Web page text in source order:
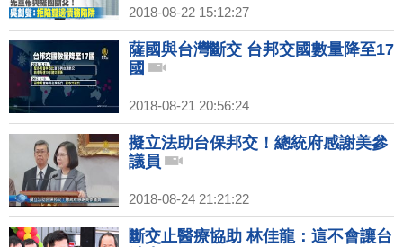
2018-08-22 15:12:27
薩國與台灣斷交 台邦交國數量降至17
國
2018-08-21 20:56:24
擬立法助台保邦交！總統府感謝美參
議員
2018-08-24 21:21:22
斷交止醫療協助 林佳龍：這不會讓台